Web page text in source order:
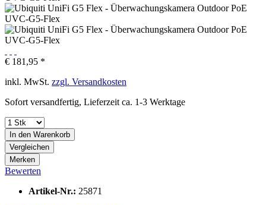
€ 181,95 *
inkl. MwSt. zzgl. Versandkosten
Sofort versandfertig, Lieferzeit ca. 1-3 Werktage
In den Warenkorb
Vergleichen
Merken
Bewerten
Artikel-Nr.: 25871